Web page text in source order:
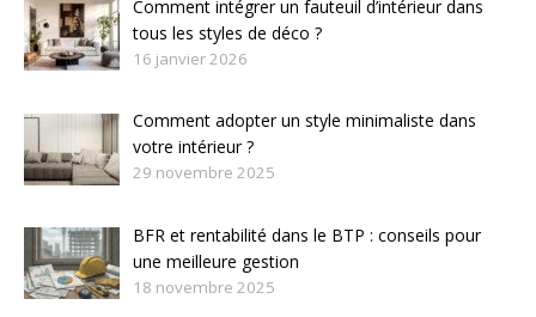
Comment intégrer un fauteuil d’intérieur dans
tous les styles de déco ?
16 janvier 2026
Comment adopter un style minimaliste dans
votre intérieur ?
29 novembre 2025
BFR et rentabilité dans le BTP : conseils pour
une meilleure gestion
18 novembre 2025